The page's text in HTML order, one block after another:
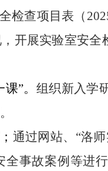
检查项目表（
开展实验室安全
”。 组织新入学
通过网站、“洛
全事故案例 等进